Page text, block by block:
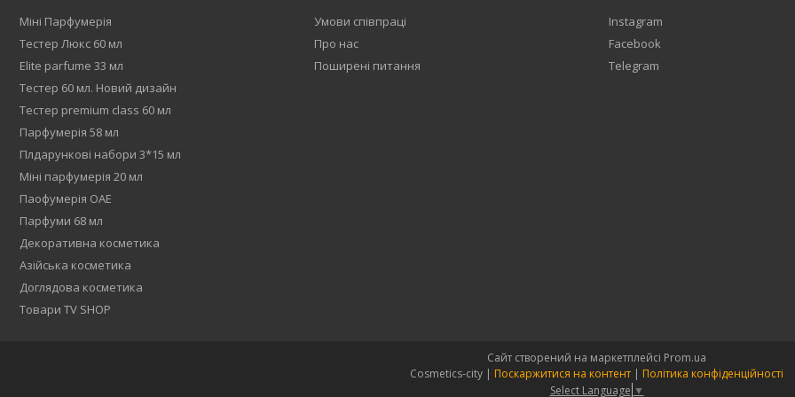
Міні Парфумерія
Тестер Люкс 60 мл
Elite parfume 33 мл
Тестер 60 мл. Новий дизайн
Тестер premium class 60 мл
Парфумерія 58 мл
Плдарункові набори 3*15 мл
Міні парфумерія 20 мл
Паофумерія ОАЕ
Парфуми 68 мл
Декоративна косметика
Азійська косметика
Доглядова косметика
Товари TV SHOP
Умови співпраці
Про нас
Поширені питання
Instagram
Facebook
Telegram
Сайт створений на маркетплейсі Prom.ua
Cosmetics-city | Поскаржитися на контент | Політика конфіденційності
Select Language ▼